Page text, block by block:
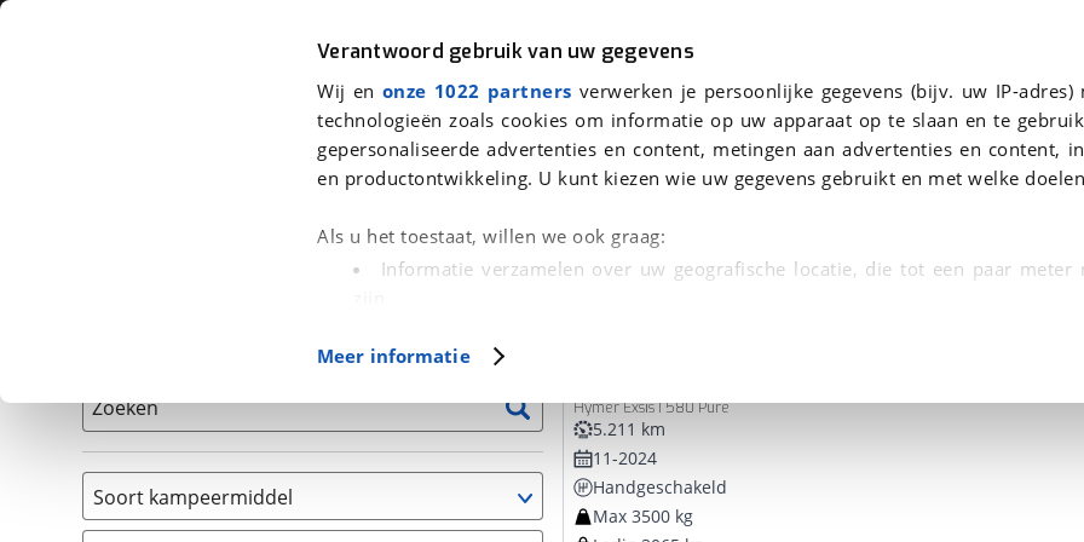
Verantwoord gebruik van uw gegevens
Wij en onze 1022 partners verwerken je persoonlijke gegevens (bijv. uw IP-adres)
technologieën zoals cookies om informatie op uw apparaat op te slaan en te
gepersonaliseerde advertenties en content, metingen aan advertenties en content,
en productontwikkeling. U kunt kiezen wie uw gegevens gebruikt en met welke
Als u het toestaat, willen we ook graag:
Informatie verzamelen over uw geografische locatie, die tot een paar meter
(fingerprinting)
in. U kunt uw toestemming op elk moment wijzigen of
Cookieverklaring.
Met cookies en vergelijkbare technieken zorgen we voor een betere en meer
Functionele cookies zorgen ervoor dat de website goed werkt. Ook gebruiken we
Meer informatie
Auto Fiets Motor
Kampeervoertuigen
We hebben 1 kampeervoertuig voor je gevonden
Zoeken
Soort kampeermiddel
Camper (1)
Hymer Exsis I 580 Pure
5.211 km
11-2024
Handgeschakeld
Max 3500 kg